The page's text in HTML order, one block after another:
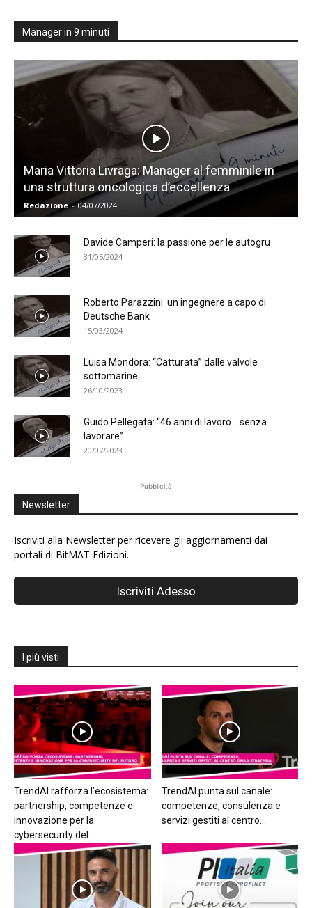
Manager in 9 minuti
Maria Vittoria Livraga: Manager al femminile in
una struttura oncologica d’eccellenza
Redazione - 04/07/2024
Davide Camperi: la passione per le autogru
31/05/2024
Roberto Parazzini: un ingegnere a capo di
Deutsche Bank
15/03/2024
Luisa Mondora: “Catturata” dalle valvole
sottomarine
26/10/2023
Guido Pellegata: “46 anni di lavoro… senza
lavorare”
20/07/2023
Pubblicità
Newsletter
Iscriviti alla Newsletter per ricevere gli aggiornamenti dai
portali di BitMAT Edizioni.
I più visti
TrendAI rafforza l’ecosistema:
partnership, competenze e
innovazione per la
cybersecurity del...
TrendAI punta sul canale:
competenze, consulenza e
servizi gestiti al centro...